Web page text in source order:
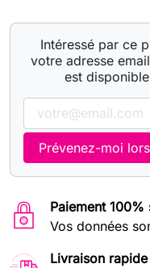
Intéressé par ce
votre adresse
est
Prévenez-moi
Paiement 100%
Vos données
Livraison rapide